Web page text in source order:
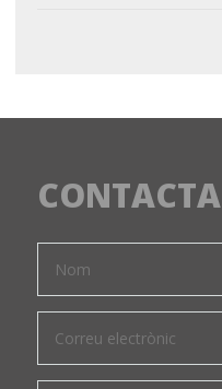
CONTACTA